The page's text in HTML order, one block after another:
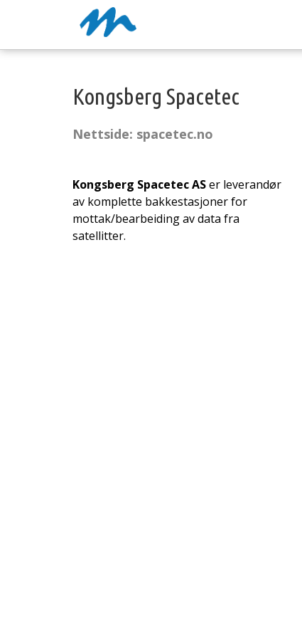
Kongsberg Spacetec
Nettside: spacetec.no
Kongsberg Spacetec ASer leverandør
av komplette bakkestasjoner for
mottak/bearbeiding av data fra
satellitter.